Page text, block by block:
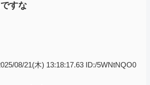
すな
08/21(木) 13:18:17.63 ID:/5WNtNQO0